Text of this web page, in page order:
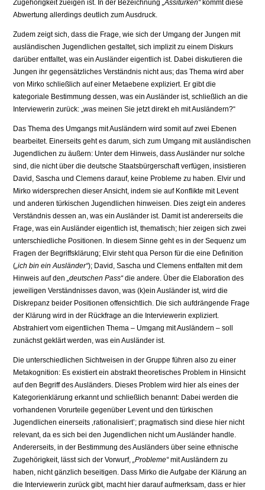
Zugehörigkeit zueigen ist. In der Bezeichnung„Assitürken“ kommt diese
Abwertung allerdings deutlich zum Ausdruck.
Zudem zeigt sich, dass die Frage, wie sich der Umgang der Jungen mit
ausländischen Jugendlichen gestaltet, sich implizit zu einem Diskurs
darüber entfaltet, was ein Ausländer eigentlich ist. Dabei diskutieren die
Jungen ihr gegensätzliches Verständnis nicht aus; das Thema wird aber
von Mirko schließlich auf einer Metaebene expliziert. Er gibt die
kategoriale Bestimmung dessen, was ein Ausländer ist, schließlich an die
Interviewerin zurück: „was meinen Sie jetzt direkt eh mit Ausländern?“
Das Thema des Umgangs mit Ausländern wird somit auf zwei Ebenen
bearbeitet. Einerseits geht es darum, sich zum Umgang mit ausländischen
Jugendlichen zu äußern: Unter dem Hinweis, dass Ausländer nur solche
sind, die nicht über die deutsche Staatsbürgerschaft verfügen, insistieren
David, Sascha und Clemens darauf, keine Probleme zu haben. Elvir und
Mirko widersprechen dieser Ansicht, indem sie auf Konflikte mit Levent
und anderen türkischen Jugendlichen hinweisen. Dies zeigt ein anderes
Verständnis dessen an, was ein Ausländer ist. Damit ist andererseits die
Frage, was ein Ausländer eigentlich ist, thematisch; hier zeigen sich zwei
unterschiedliche Positionen. In diesem Sinne geht es in der Sequenz um
Fragen der Begriffsklärung; Elvir steht qua Person für die eine Definition
(„ich bin ein Ausländer“); David, Sascha und Clemens entfalten mit dem
Hinweis auf den„deutschen Pass“die andere. Über die Elaboration des
jeweiligen Verständnisses davon, was (k)ein Ausländer ist, wird die
Diskrepanz beider Positionen offensichtlich. Die sich aufdrängende Frage
der Klärung wird in der Rückfrage an die Interviewerin expliziert.
Abstrahiert vom eigentlichen Thema – Umgang mit Ausländern – soll
zunächst geklärt werden, was ein Ausländer ist.
Die unterschiedlichen Sichtweisen in der Gruppe führen also zu einer
Metakognition: Es existiert ein abstrakt theoretisches Problem in Hinsicht
auf den Begriff des Ausländers. Dieses Problem wird hier als eines der
Kategorienklärung erkannt und schließlich benannt: Dabei werden die
vorhandenen Vorurteile gegenüber Levent und den türkischen
Jugendlichen einerseits ‚rationalisiert’; pragmatisch sind diese hier nicht
relevant, da es sich bei den Jugendlichen nicht um Ausländer handle.
Andererseits, in der Bestimmung des Ausländers über seine ethnische
Zugehörigkeit, lässt sich der Vorwurf,„Probleme“mit Ausländern zu
haben, nicht gänzlich beseitigen. Dass Mirko die Aufgabe der Klärung an
die Interviewerin zurück gibt, macht hier darauf aufmerksam, dass er hier